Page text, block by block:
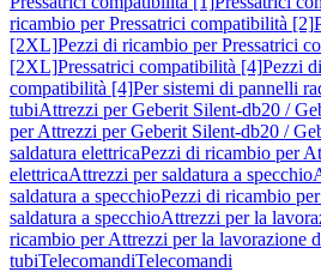
ricambio per Pressatrici compatibilità [2]
[2XL]Pezzi di ricambio per Pressatrici
[2XL]Pressatrici compatibilità [4]Pezzi
compatibilità [4]Per sistemi di pannelli
tubiAttrezzi per Geberit Silent-db20 /
per Attrezzi per Geberit Silent-db20 /
saldatura elettricaPezzi di ricambio per
elettricaAttrezzi per saldatura a specchio
saldatura a specchioPezzi di ricambio
saldatura a specchioAttrezzi per la
ricambio per Attrezzi per la lavorazione
tubiTelecomandiTelecomandi